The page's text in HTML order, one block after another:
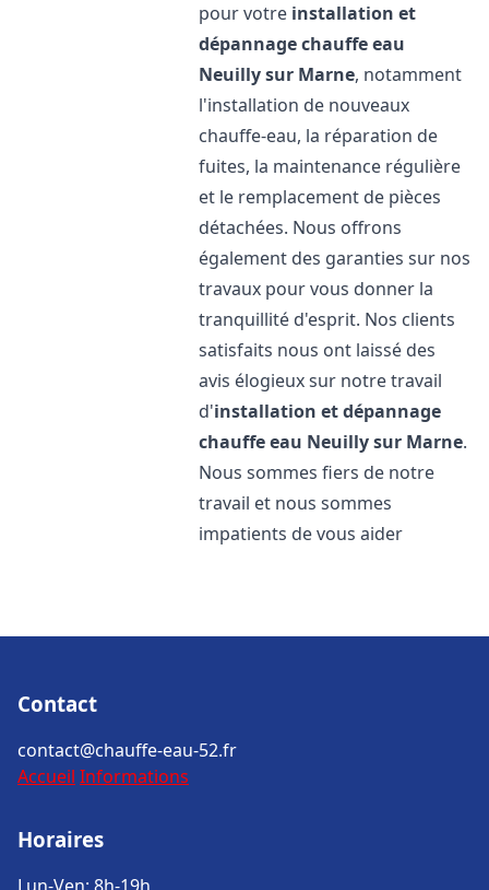
pour votre installation et
dépannage chauffe eau
Neuilly sur Marne, notamment
l'installation de nouveaux
chauffe-eau, la réparation de
fuites, la maintenance régulière
et le remplacement de pièces
détachées. Nous offrons
également des garanties sur nos
travaux pour vous donner la
tranquillité d'esprit. Nos clients
satisfaits nous ont laissé des
avis élogieux sur notre travail
d'installation et dépannage
chauffe eau Neuilly sur Marne.
Nous sommes fiers de notre
travail et nous sommes
impatients de vous aider
Contact
contact@chauffe-eau-52.fr
Accueil Informations
Horaires